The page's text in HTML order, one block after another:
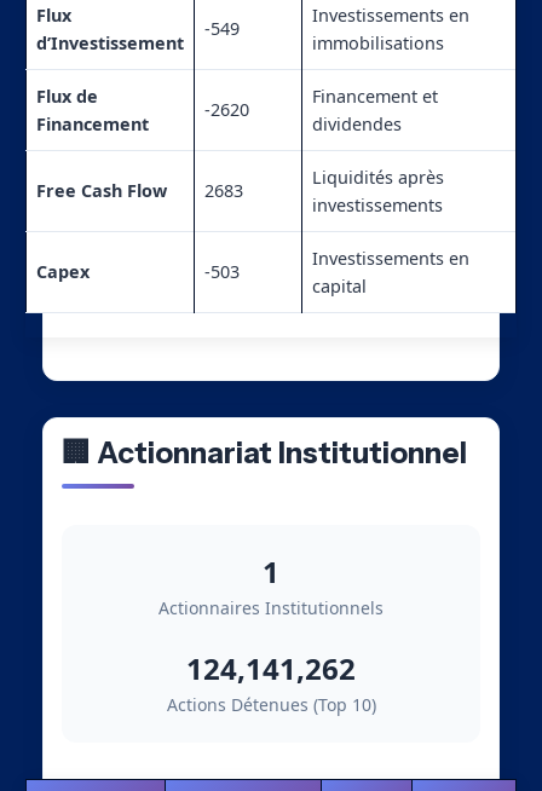
Flux
d’Investissement
-549
Investissements en
immobilisations
Flux de
Financement
-2620
Financement et
dividendes
Free Cash Flow 2683
Liquidités après
investissements
Capex -503
Investissements en
capital
🏢 Actionnariat Institutionnel
1
Actionnaires Institutionnels
124,141,262
Actions Détenues (Top 10)